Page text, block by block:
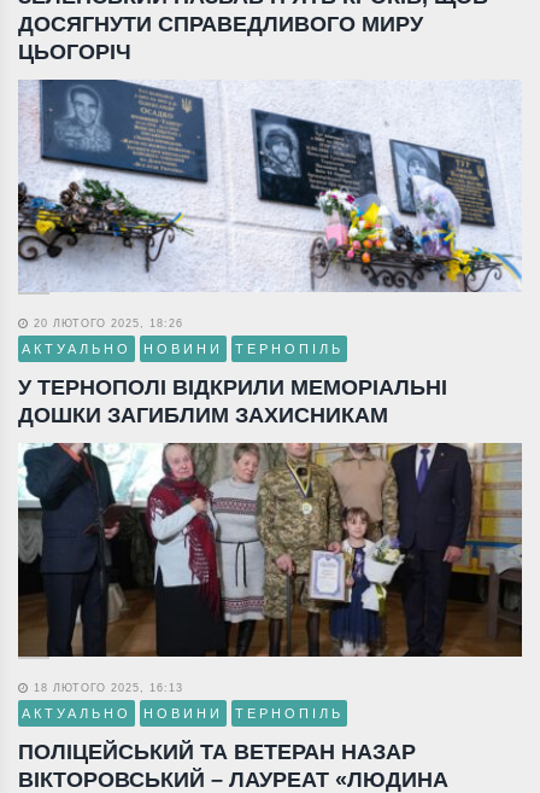
ДОСЯГНУТИ СПРАВЕДЛИВОГО МИРУ
ЦЬОГОРІЧ
20 ЛЮТОГО 2025, 18:26
АКТУАЛЬНО НОВИНИ ТЕРНОПІЛЬ
У ТЕРНОПОЛІ ВІДКРИЛИ МЕМОРІАЛЬНІ
ДОШКИ ЗАГИБЛИМ ЗАХИСНИКАМ
18 ЛЮТОГО 2025, 16:13
АКТУАЛЬНО НОВИНИ ТЕРНОПІЛЬ
ПОЛІЦЕЙСЬКИЙ ТА ВЕТЕРАН НАЗАР
ВІКТОРОВСЬКИЙ – ЛАУРЕАТ «ЛЮДИНА